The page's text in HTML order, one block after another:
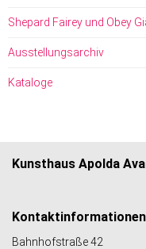
Shepard Fairey und Obey
Ausstellungsarchiv
Kataloge
Kunsthaus Apolda
Kontaktinformationen
Bahnhofstraße 42